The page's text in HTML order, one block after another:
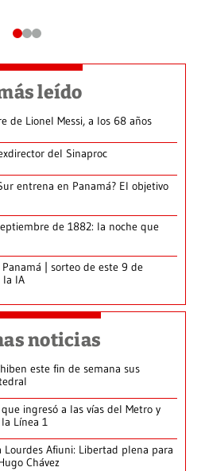
leído
de Lionel Messi, a los 68 años
del Sinaproc
entrena en Panamá? El objetivo
de 1882: la noche que
| sorteo de este 9 de
la IA
noticias
este fin de semana sus
ingresó a las vías del Metro y
Línea 1
Lourdes Afiuni: Libertad plena para
Chávez